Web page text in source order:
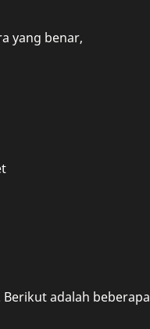
yang benar,
adalah beberapa